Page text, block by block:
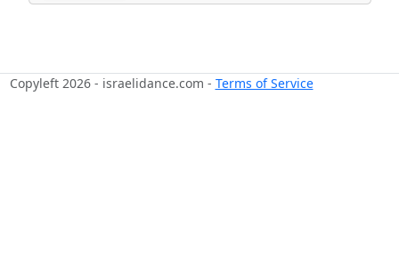
Copyleft 2026 - israelidance.com - Terms of Service